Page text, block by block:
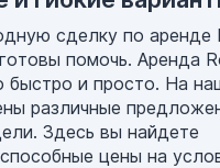
сделку по аренде
помочь. Аренда
быстро и просто. На
различные
Здесь вы найдете
цены на